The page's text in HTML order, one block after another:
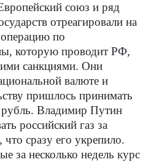
союз и ряд
отреагировали на
по
которую проводит РФ,
санкциями. Они
валюте и
пришлось принимать
Владимир Путин
российский газ за
сразу его укрепило.
за несколько недель курс